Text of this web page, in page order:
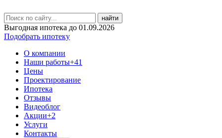
найти
Выгодная ипотека до 01.09.2026
Подобрать ипотеку
О компании
Наши работы+41
Цены
Проектирование
Ипотека
Отзывы
Видеоблог
Акции+2
Услуги
Контакты